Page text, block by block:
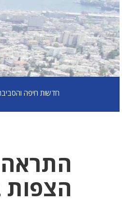
חדשות חיפה
הצפות